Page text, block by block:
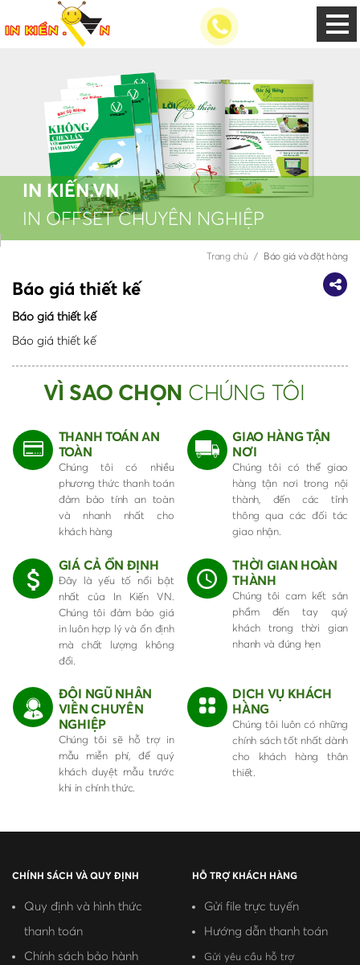
IN KIẾN.VN
IN OFFSET CHUYÊN NGHIỆP
Trang chủ Báo giá và đặt hàng
Báo giá thiết kế
Báo giá thiết kế
Báo giá thiết kế
VÌ SAO CHỌN CHÚNG TÔI
THANH TOÁN AN
TOÀN
Chúng tôi có nhiều
phương thức thanh toán
đảm bảo tính an toàn
và nhanh nhất cho
khách hàng
GIAO HÀNG TẬN
NƠI
Chúng tôi có thể giao
hàng tận nơi trong nội
thành, đến các tỉnh
thông qua các đối tác
giao nhận.
GIÁ CẢ ỔN ĐỊNH
Đây là yếu tố nổi bật
nhất của In Kiến VN.
Chúng tôi đảm bảo giá
in luôn hợp lý và ổn định
mà chất lượng không
đổi.
THỜI GIAN HOÀN
THÀNH
Chúng tôi cam kết sản
phẩm đến tay quý
khách trong thời gian
nhanh và đúng hẹn
ĐỘI NGŨ NHÂN
VIÊN CHUYÊN
NGHIỆP
Chúng tôi sẽ hỗ trợ in
mẫu miễn phí, để quý
khách duyệt mẫu trước
khi in chính thức.
DỊCH VỤ KHÁCH
HÀNG
Chúng tôi luôn có những
chính sách tốt nhất dành
cho khách hàng thân
thiết.
CHÍNH SÁCH VÀ QUY ĐỊNH
Quy định và hình thức
thanh toán
Chính sách bảo hành
HỖ TRỢ KHÁCH HÀNG
Gửi file trực tuyến
Hướng dẫn thanh toán
Gửi yêu cầu hỗ trợ